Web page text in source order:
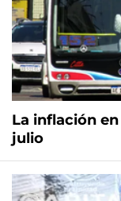
La inflación en
julio